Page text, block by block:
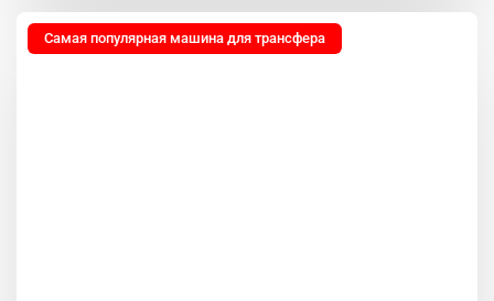
Самая популярная машина для трансфера